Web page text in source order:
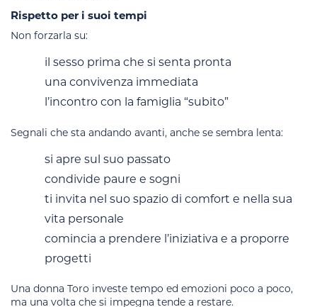
Rispetto per i suoi tempi
Non forzarla su:
il sesso prima che si senta pronta
una convivenza immediata
l’incontro con la famiglia “subito”
Segnali che sta andando avanti, anche se sembra lenta:
si apre sul suo passato
condivide paure e sogni
ti invita nel suo spazio di comfort e nella sua
vita personale
comincia a prendere l’iniziativa e a proporre
progetti
Una donna Toro investe tempo ed emozioni poco a poco,
ma una volta che si impegna tende a restare.